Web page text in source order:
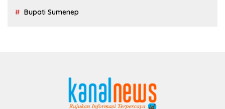
Bupati Sumenep